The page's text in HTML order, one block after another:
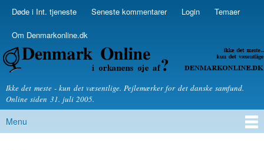
Skip to
Secondary menu
Døde i Int. tjeneste Seneste kommentarer Login Temaer
Om Denmarkonline.dk
Denmarkonline.dk - blognyheder om politik
Ikke det meste - kun det væsentlige. Pejlemærker for det danske samfund.
Online siden 31. juli 2005.
Main menu
Menu